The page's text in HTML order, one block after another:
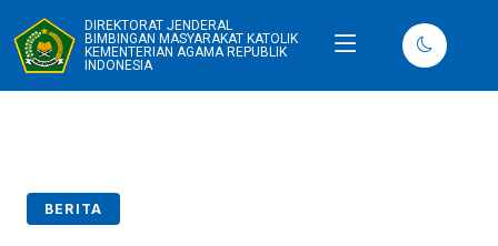
DIREKTORAT JENDERAL
BIMBINGAN MASYARAKAT KATOLIK
KEMENTERIAN AGAMA REPUBLIK
INDONESIA
BERITA